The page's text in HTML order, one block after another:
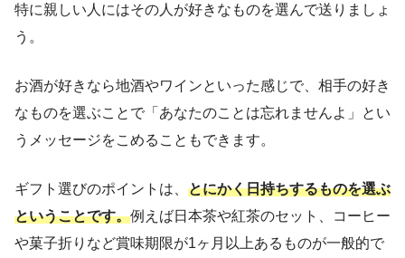
特に親しい人にはその人が好きなものを選んで送りましょ
う。
お酒が好きなら地酒やワインといった感じで、相手の好き
なものを選ぶことで「あなたのことは忘れませんよ」とい
うメッセージをこめることもできます。
ギフト選びのポイントは、 とにかく日持ちするものを選ぶ
ということです。例えば日本茶や紅茶のセット、コーヒー
や菓子折りなど賞味期限が1ヶ月以上あるものが一般的で